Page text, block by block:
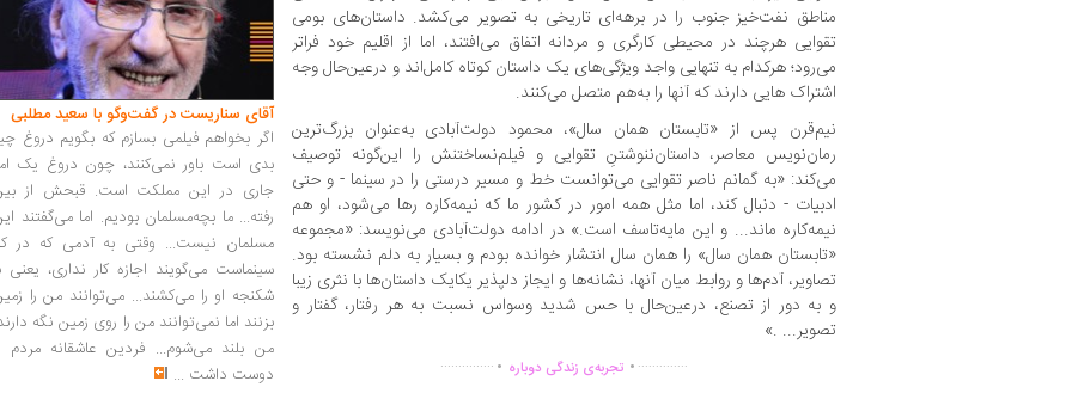
مناطق نفت‌خیز جنوب را در برهه‌ای تاریخی به تصویر می‌کشد. داستان‌های بومی
تقوایی هرچند در محیطی کارگری و مردانه اتفاق می‌افتند، اما از اقلیم خود فراتر
می‌رود؛ هرکدام به تنهایی واجد ویژگی‌های یک داستان کوتاه کامل‌اند و درعین‌حال وجه
اشتراک هایی دارند که آنها را به‌هم متصل می‌کنند.
نیم‌قرن پس از «تابستان همان سال»، محمود دولت‌آبادی به‌عنوان بزرگ‌ترین
رمان‌نویس معاصر، داستان‌ننوشتنِ تقوایی و فیلم‌نساختنش را این‌گونه توصیف
می‌کند: «به گمانم ناصر تقوایی می‌توانست خط و مسیر درستی را در سینما - و حتی
ادبیات - دنبال کند، اما مثل همه امور در کشور ما که نیمه‌کاره رها می‌شود، او هم
نیمه‌کاره ماند... و این مایه‌تاسف است.» در ادامه دولت‌آبادی می‌نویسد: «مجموعه
«تابستان همان سال» را همان سال انتشار خوانده بودم و بسیار به دلم نشسته بود.
تصاویر، آدم‌ها و روابط میان آنها، نشانه‌ها و ایجاز دلپذیر یکایک داستان‌ها با نثری زیبا
و به دور از تصنع، درعین‌حال با حس شدید وسواس نسبت به هر رفتار، گفتار و
تصویر... .»
............... . تجربه‌ی زندگی دوباره . ..............
آقای سناریست در گفت‌وگو با سعید مطلبی
اگر بخواهم فیلمی بسازم که بگویم دروغ
بدی است باور نمی‌کنند، چون دروغ یک
جاری در این مملکت است. قبحش از
رفته... ما بچه‌مسلمان بودیم. اما می‌گفتند
مسلمان نیست... وقتی به آدمی که در
سینماست می‌گویند اجازه کار نداری، یعنی
شکنجه او را می‌کشند... می‌توانند من را
بزنند اما نمی‌توانند من را روی زمین نگه
من بلند می‌شوم... فردین عاشقانه مردم
دوست داشت ...